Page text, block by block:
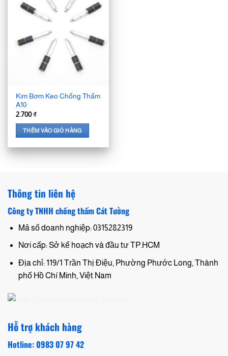
Kim Bơm Keo Chống Thấm
A10
2.700₫
THÊM VÀO GIỎ HÀNG
Thông tin liên hệ
Công ty TNHH chống thấm Cát Tường
Mã số doanh nghiệp: 0315282319
Nơi cấp: Sở kế hoạch và đầu tư TP.HCM
Địa chỉ: 119/1 Trần Thị Điệu, Phường Phước Long, Thành
phố Hồ Chí Minh, Việt Nam
Hỗ trợ khách hàng
Hotline: 0983 07 97 42